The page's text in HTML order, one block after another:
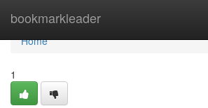
bookmarkleader
Home
Home
1